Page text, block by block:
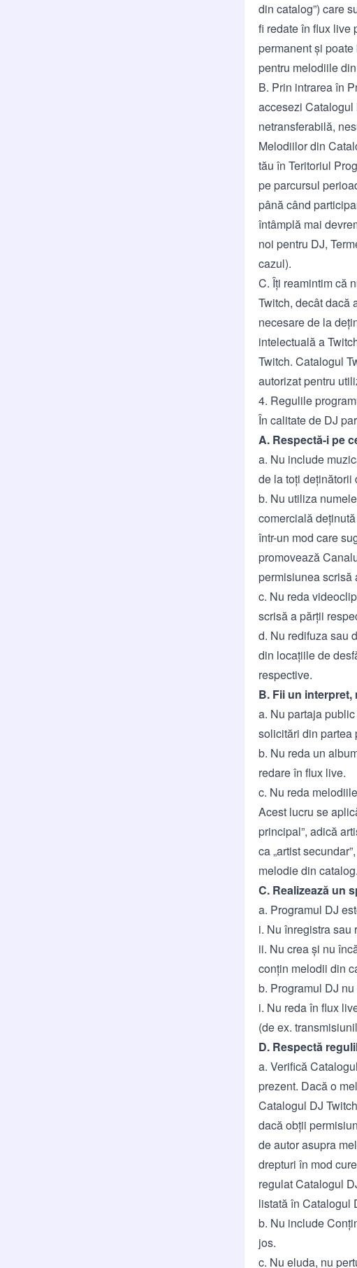
din catalog”) care
fi redate în flux live
permanent și
pentru melodiile
B. Prin intrarea în
accesezi Catalogul
netransferabilă,
Melodiilor din
tău în Teritoriul
pe parcursul
până când
întâmplă mai
noi pentru DJ,
cazul).
C. Îți reamintim că
Twitch, decât dacă
necesare de la
intelectuală a
Twitch. Catalogul
autorizat pentru
4. Regulile
În calitate de DJ
A. Respectă-i pe
a. Nu include
de la toți
b. Nu utiliza
comercială
într-un mod care
promovează
permisiunea scrisă
c. Nu reda
scrisă a părții
d. Nu redifuza sau
din locațiile de
respective.
B. Fii un
a. Nu partaja
solicitări din partea
b. Nu reda un
redare în flux live.
c. Nu reda
Acest lucru se
principal”, adică
ca „artist
melodie din catalog.
C. Realizează un
a. Programul DJ
i. Nu înregistra sau
ii. Nu crea și nu
conțin melodii din
b. Programul DJ
i. Nu reda în flux
(de ex.
D. Respectă
a. Verifică
prezent. Dacă o
Catalogul DJ
dacă obții
de autor asupra
drepturi în mod
regulat Catalogul
listată în Catalogul
b. Nu include
jos.
c. Nu eluda, nu